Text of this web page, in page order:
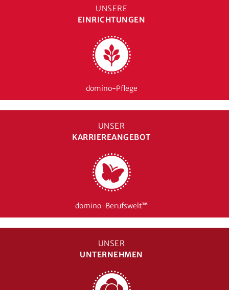
UNSERE
EINRICHTUNGEN
domino-Pflege
UNSER
KARRIEREANGEBOT
domino-BerufsweltTM
UNSER
UNTERNEHMEN